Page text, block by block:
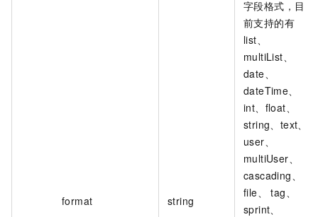
format string
字段格式，目
前支持的有
list、
multiList、
date、
dateTime、
int、float、
string、text、
user、
multiUser、
cascading、
file、 tag、
sprint、